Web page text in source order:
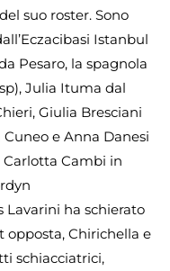
suo roster. Sono
Istanbul
Pesaro, la spagnola
Julia Ituma dal
Giulia Bresciani
e Anna Danesi
Carlotta Cambi in
Lavarini ha schierato
opposta, Chirichella e
schiacciatrici,